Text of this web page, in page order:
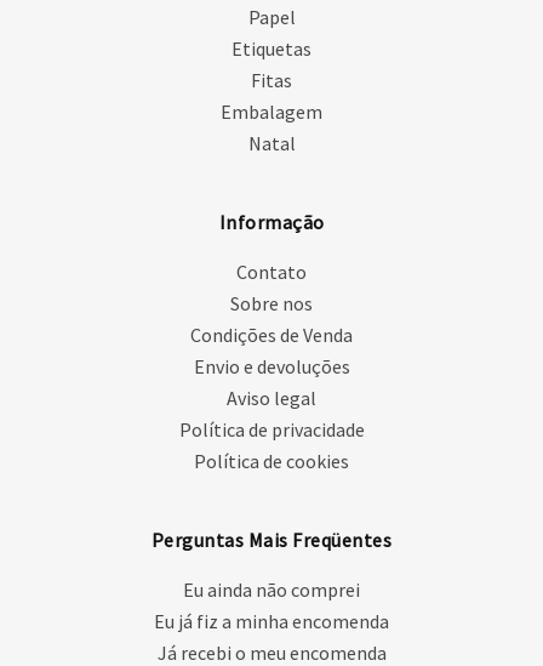
Papel
Etiquetas
Fitas
Embalagem
Natal
Informação
Contato
Sobre nos
Condições de Venda
Envio e devoluções
Aviso legal
Política de privacidade
Política de cookies
Perguntas Mais Freqüentes
Eu ainda não comprei
Eu já fiz a minha encomenda
Já recebi o meu encomenda